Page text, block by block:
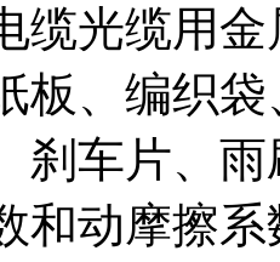
缆光缆用
板、编织
刹车片、
和动摩擦